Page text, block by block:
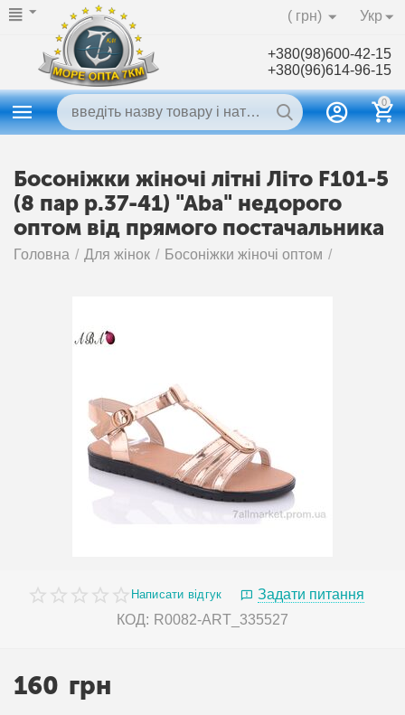
Укр
( грн)
+380(98)600-42-15
+380(96)614-96-15
0
Босоніжки жіночі літні Літо F101-5
(8 пар р.37-41) "Aba" недорого
оптом від прямого постачальника
Головна / Для жінок / Босоніжки жіночі оптом /
Написати відгук
Задати питання
КОД: R0082-ART_335527
160 грн